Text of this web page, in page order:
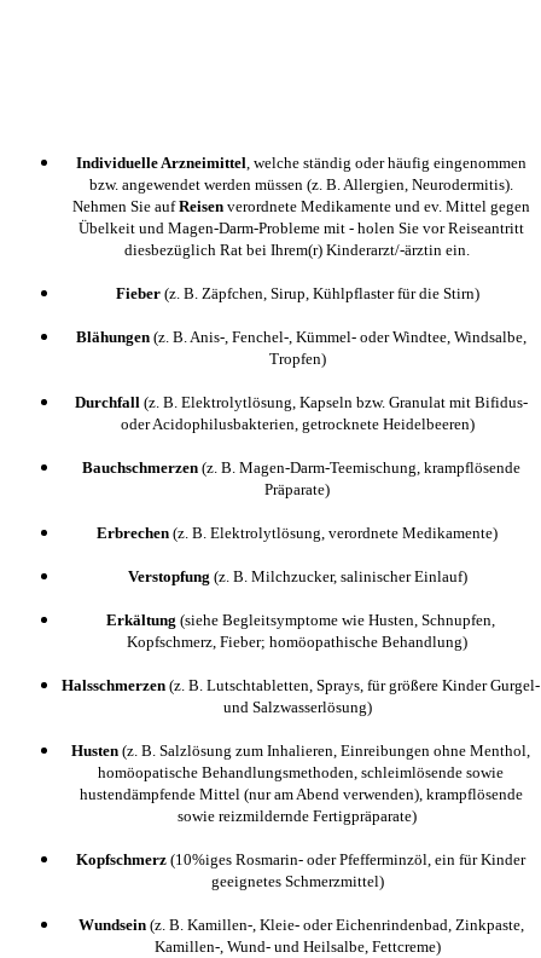
Individuelle Arzneimittel, welche ständig oder häufig eingenommen
bzw. angewendet werden müssen (z. B. Allergien, Neurodermitis).
Nehmen Sie aufReisenverordnete Medikamente und ev. Mittel gegen
Übelkeit und Magen-Darm-Probleme mit - holen Sie vor Reiseantritt
diesbezüglich Rat bei Ihrem(r) Kinderarzt/-ärztin ein.
Fieber(z. B. Zäpfchen, Sirup, Kühlpflaster für die Stirn)
Blähungen(z. B. Anis-, Fenchel-, Kümmel- oder Windtee, Windsalbe,
Tropfen)
Durchfall(z. B. Elektrolytlösung, Kapseln bzw. Granulat mit Bifidus-
oder Acidophilusbakterien, getrocknete Heidelbeeren)
Bauchschmerzen(z. B. Magen-Darm-Teemischung, krampflösende
Präparate)
Erbrechen (z. B. Elektrolytlösung, verordnete Medikamente)
Verstopfung (z. B. Milchzucker, salinischer Einlauf)
Erkältung (siehe Begleitsymptome wie Husten, Schnupfen,
Kopfschmerz, Fieber; homöopathische Behandlung)
Halsschmerzen (z. B. Lutschtabletten, Sprays, für größere Kinder Gurgel-
und Salzwasserlösung)
Husten (z. B. Salzlösung zum Inhalieren, Einreibungen ohne Menthol,
homöopatische Behandlungsmethoden, schleimlösende sowie
hustendämpfende Mittel (nur am Abend verwenden), krampflösende
sowie reizmildernde Fertigpräparate)
Kopfschmerz (10%iges Rosmarin- oder Pfefferminzöl, ein für Kinder
geeignetes Schmerzmittel)
Wundsein(z. B. Kamillen-, Kleie- oder Eichenrindenbad, Zinkpaste,
Kamillen-, Wund- und Heilsalbe, Fettcreme)